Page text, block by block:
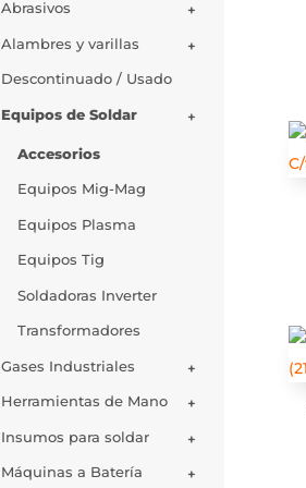
+
Abrasivos
+
Alambres y varillas
Descontinuado / Usado
+
Equipos de Soldar
Accesorios
Equipos Mig-Mag
Equipos Plasma
Equipos Tig
Soldadoras Inverter
Transformadores
+
Gases Industriales
+
Herramientas de Mano
+
Insumos para soldar
+
Máquinas a Batería